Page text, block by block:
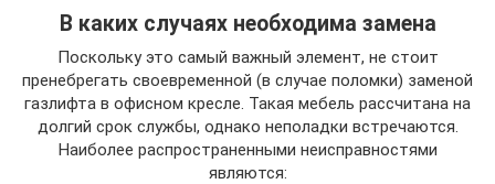
В каких случаях необходима замена
Поскольку это самый важный элемент, не стоит
пренебрегать своевременной (в случае поломки) заменой
газлифта в офисном кресле. Такая мебель рассчитана на
долгий срок службы, однако неполадки встречаются.
Наиболее распространенными неисправностями
являются: